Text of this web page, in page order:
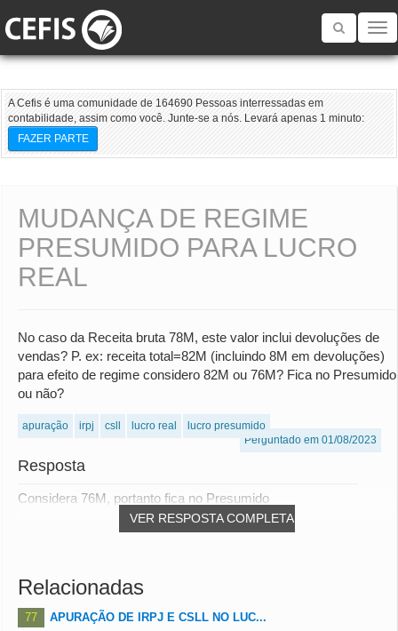
Toggle
A Cefis é uma comunidade de 164690 Pessoas interressadas em
contabilidade, assim como você. Junte-se a nós. Levará apenas 1 minuto:
FAZER PARTE
MUDANÇA DE REGIME
PRESUMIDO PARA LUCRO
REAL
No caso da Receita bruta 78M, este valor inclui devoluções de
vendas? P. ex: receita total=82M (incluindo 8M em devoluções)
para efeito de regime considero 82M ou 76M? Fica no Presumido
ou não?
apuração irpj csll lucro real
lucro presumido
Perguntado em 01/08/2023
Resposta
VER RESPOSTA COMPLETA
Considera 76M, portanto fica no Presumido
Relacionadas
77 APURAÇÃO DE IRPJ E CSLL NO LUC...